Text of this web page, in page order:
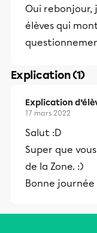
Oui rebonjour,
élèves qui
Explication (1)
Explication
17 mars 2022
Salut :D
Super que
de la Zone. :)
Bonne